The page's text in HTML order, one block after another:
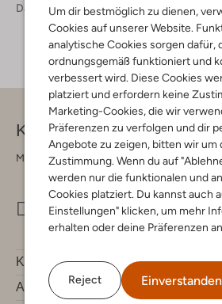
Um dir bestmöglich zu dienen,
Cookies auf unserer Website.
analytische Cookies sorgen dafür,
ordnungsgemäß funktioniert und
verbessert wird. Diese Cookies
platziert und erfordern keine
Marketing-Cookies, die wir
Präferenzen zu verfolgen und dir
Angebote zu zeigen, bitten wir um
Zustimmung. Wenn du auf
werden nur die funktionalen und
Cookies platziert. Du kannst auch
Einstellungen" klicken, um mehr
erhalten oder deine Präferenzen
Reject
Damen Schuhe Absätze
Kontakt
Montag - Freitag 09:00 - 17:00 uur
info@omoda.de
Kundenservice
Account